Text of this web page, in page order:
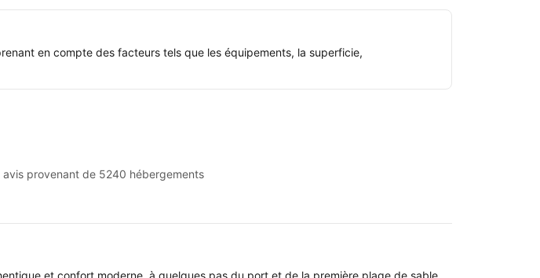
en compte des facteurs tels que les équipements, la superficie,
avis provenant de 5240 hébergements
et confort moderne, à quelques pas du port et de la première plage de sable.